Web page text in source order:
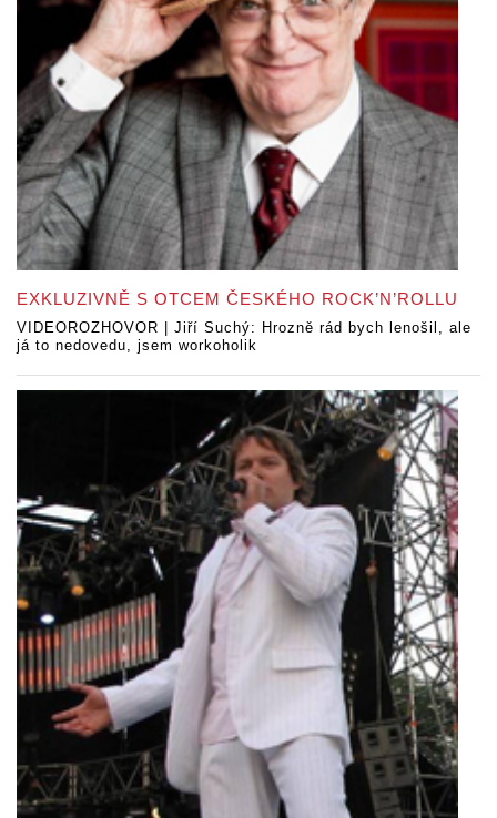
EXKLUZIVNĚ S OTCEM ČESKÉHO ROCK’N’ROLLU
VIDEOROZHOVOR | Jiří Suchý: Hrozně rád bych lenošil, ale
já to nedovedu, jsem workoholik